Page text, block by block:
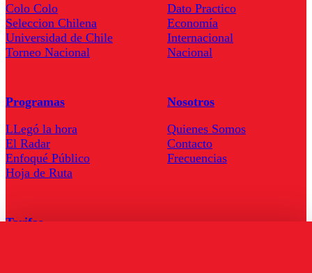
Colo Colo
Seleccion Chilena
Universidad de Chile
Torneo Nacional
Dato Practico
Economía
Internacional
Nacional
Programas
LLegó la hora
El Radar
Enfoqué Público
Hoja de Ruta
Nosotros
Quienes Somos
Contacto
Frecuencias
Tarifas